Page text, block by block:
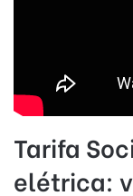
Tarifa
elétrica: